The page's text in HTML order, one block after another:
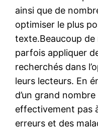
ainsi que de
optimiser le plus
texte.Beaucoup
parfois appliquer
recherchés dans
leurs lecteurs. En
d’un grand
effectivement pas
erreurs et des